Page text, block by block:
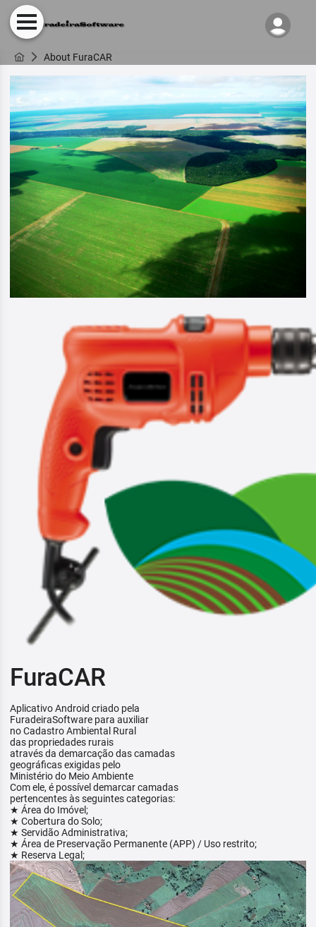
About FuraCAR
FuraCAR
Aplicativo Android criado pela
FuradeiraSoftware para auxiliar
no Cadastro Ambiental Rural
das propriedades rurais
através da demarcação das camadas
geográficas exigidas pelo
Ministério do Meio Ambiente
Com ele, é possível demarcar camadas
pertencentes às seguintes categorias:
★ Área do Imóvel;
★ Cobertura do Solo;
★ Servidão Administrativa;
★ Área de Preservação Permanente (APP) / Uso restrito;
★ Reserva Legal;